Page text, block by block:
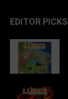
EDITOR PICKS